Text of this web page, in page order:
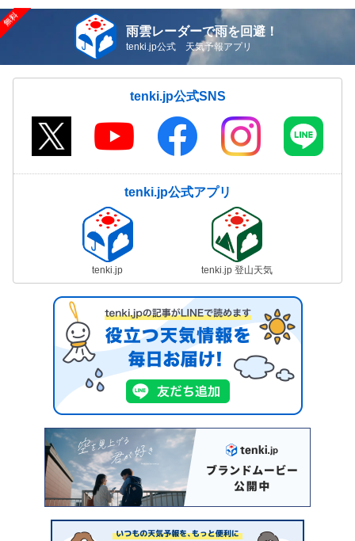
雨雲レーダーで雨を回避！
tenki.jp公式 天気予報アプリ
tenki.jp公式SNS
tenki.jp公式アプリ
tenki.jp tenki.jp 登山天気